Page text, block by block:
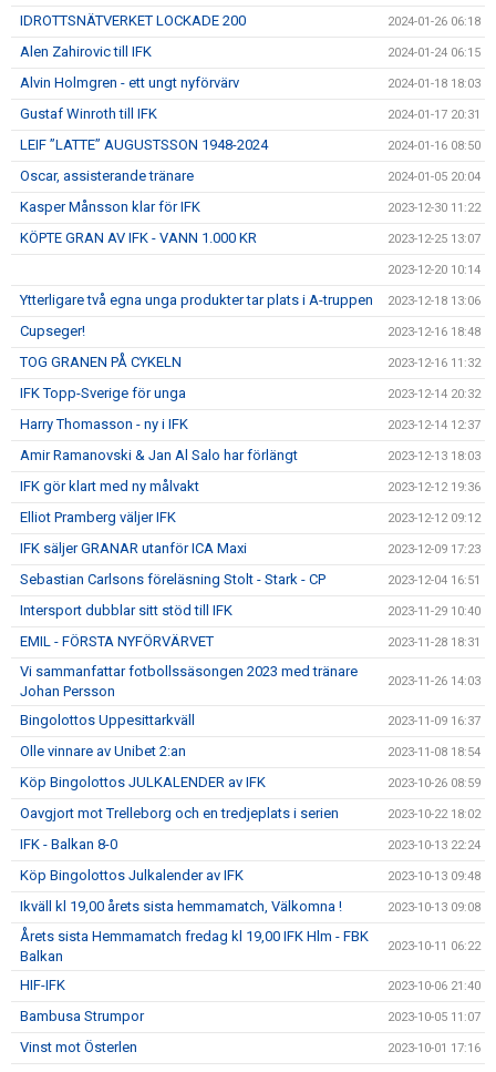
IDROTTSNÄTVERKET LOCKADE 200 2024-01-26 06:18
Alen Zahirovic till IFK 2024-01-24 06:15
Alvin Holmgren - ett ungt nyförvärv 2024-01-18 18:03
Gustaf Winroth till IFK 2024-01-17 20:31
LEIF ”LATTE” AUGUSTSSON 1948-2024 2024-01-16 08:50
Oscar, assisterande tränare 2024-01-05 20:04
Kasper Månsson klar för IFK 2023-12-30 11:22
KÖPTE GRAN AV IFK - VANN 1.000 KR 2023-12-25 13:07
2023-12-20 10:14
Ytterligare två egna unga produkter tar plats i A-truppen 2023-12-18 13:06
Cupseger! 2023-12-16 18:48
TOG GRANEN PÅ CYKELN 2023-12-16 11:32
IFK Topp-Sverige för unga 2023-12-14 20:32
Harry Thomasson - ny i IFK 2023-12-14 12:37
Amir Ramanovski & Jan Al Salo har förlängt 2023-12-13 18:03
IFK gör klart med ny målvakt 2023-12-12 19:36
Elliot Pramberg väljer IFK 2023-12-12 09:12
IFK säljer GRANAR utanför ICA Maxi 2023-12-09 17:23
Sebastian Carlsons föreläsning Stolt - Stark - CP 2023-12-04 16:51
Intersport dubblar sitt stöd till IFK 2023-11-29 10:40
EMIL - FÖRSTA NYFÖRVÄRVET 2023-11-28 18:31
Vi sammanfattar fotbollssäsongen 2023 med tränare
Johan Persson
2023-11-26 14:03
Bingolottos Uppesittarkväll 2023-11-09 16:37
Olle vinnare av Unibet 2:an 2023-11-08 18:54
Köp Bingolottos JULKALENDER av IFK 2023-10-26 08:59
Oavgjort mot Trelleborg och en tredjeplats i serien 2023-10-22 18:02
IFK - Balkan 8-0 2023-10-13 22:24
Köp Bingolottos Julkalender av IFK 2023-10-13 09:48
Ikväll kl 19,00 årets sista hemmamatch, Välkomna ! 2023-10-13 09:08
Årets sista Hemmamatch fredag kl 19,00 IFK Hlm - FBK
Balkan
2023-10-11 06:22
HIF-IFK 2023-10-06 21:40
Bambusa Strumpor 2023-10-05 11:07
Vinst mot Österlen 2023-10-01 17:16